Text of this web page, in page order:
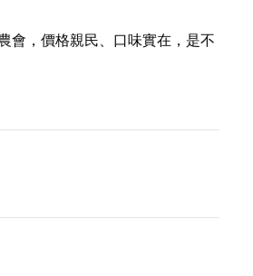
會，價格親民、口味實在，是不